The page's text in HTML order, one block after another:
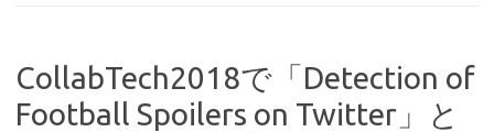
CollabTech2018で「Detection of
Football Spoilers on Twitter」と